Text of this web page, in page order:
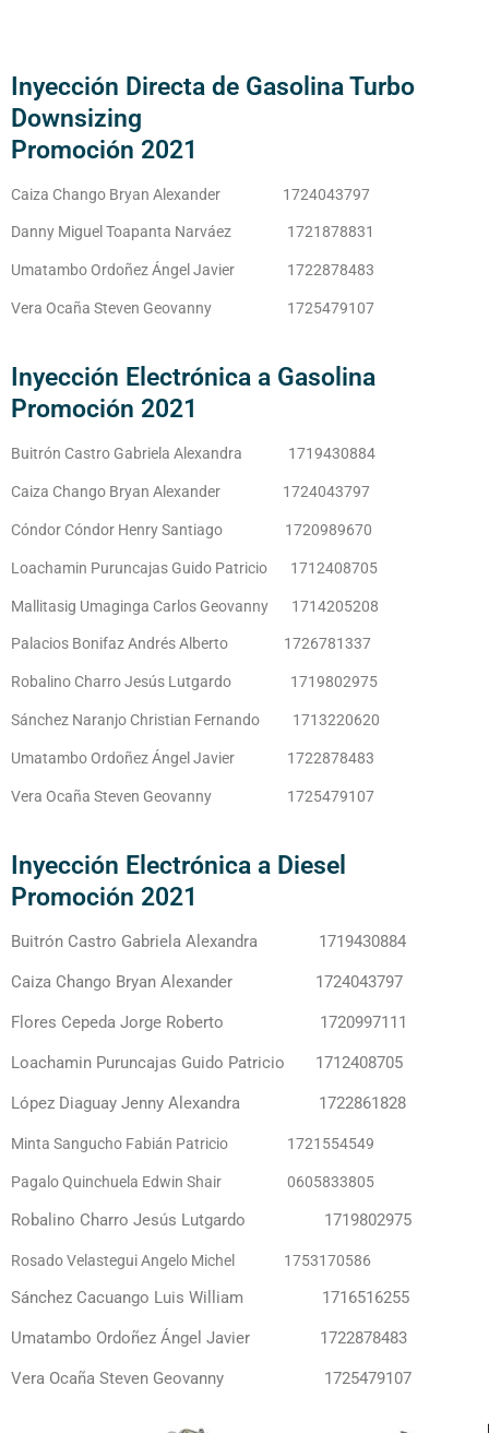
Inyección Directa de Gasolina Turbo
Downsizing
Promoción 2021
Caiza Chango Bryan Alexander 1724043797
Danny Miguel Toapanta Narváez 1721878831
Umatambo Ordoñez Ángel Javier 1722878483
Vera Ocaña Steven Geovanny 1725479107
Inyección Electrónica a Gasolina
Promoción 2021
Buitrón Castro Gabriela Alexandra 1719430884
Caiza Chango Bryan Alexander 1724043797
Cóndor Cóndor Henry Santiago 1720989670
Loachamin Puruncajas Guido Patricio 1712408705
Mallitasig Umaginga Carlos Geovanny 1714205208
Palacios Bonifaz Andrés Alberto 1726781337
Robalino Charro Jesús Lutgardo 1719802975
Sánchez Naranjo Christian Fernando 1713220620
Umatambo Ordoñez Ángel Javier 1722878483
Vera Ocaña Steven Geovanny 1725479107
Inyección Electrónica a Diesel
Promoción 2021
Buitrón Castro Gabriela Alexandra 1719430884
Caiza Chango Bryan Alexander 1724043797
Flores Cepeda Jorge Roberto 1720997111
Loachamin Puruncajas Guido Patricio 1712408705
López Diaguay Jenny Alexandra 1722861828
Minta Sangucho Fabián Patricio 1721554549
Pagalo Quinchuela Edwin Shair 0605833805
Robalino Charro Jesús Lutgardo 1719802975
Rosado Velastegui Angelo Michel 1753170586
Sánchez Cacuango Luis William 1716516255
Umatambo Ordoñez Ángel Javier 1722878483
Vera Ocaña Steven Geovanny 1725479107